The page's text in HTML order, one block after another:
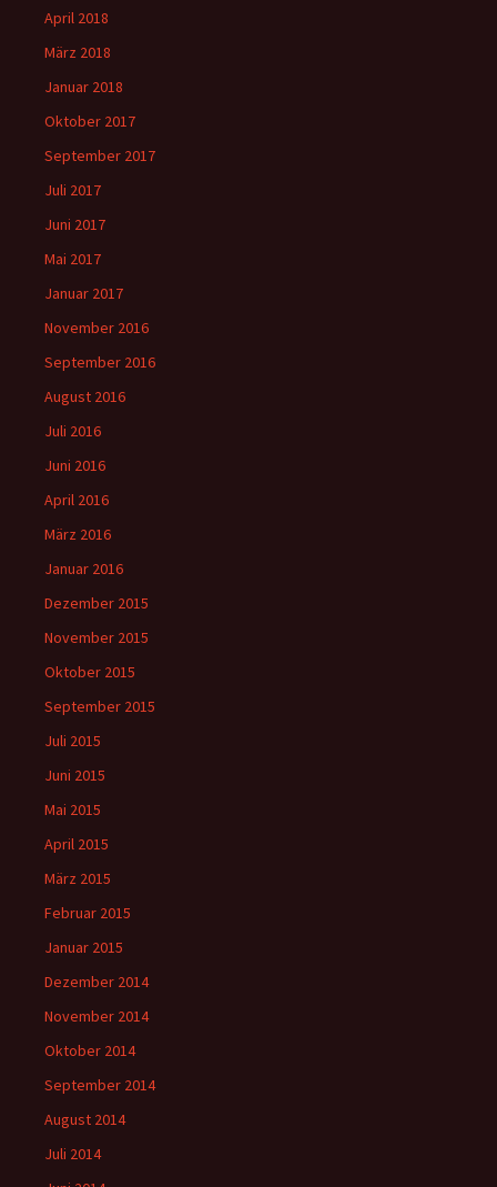
April 2018
März 2018
Januar 2018
Oktober 2017
September 2017
Juli 2017
Juni 2017
Mai 2017
Januar 2017
November 2016
September 2016
August 2016
Juli 2016
Juni 2016
April 2016
März 2016
Januar 2016
Dezember 2015
November 2015
Oktober 2015
September 2015
Juli 2015
Juni 2015
Mai 2015
April 2015
März 2015
Februar 2015
Januar 2015
Dezember 2014
November 2014
Oktober 2014
September 2014
August 2014
Juli 2014